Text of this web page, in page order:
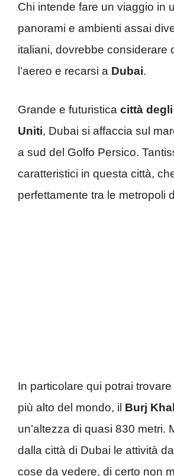
Chi intende fare un viaggio in
panorami e ambienti assai
italiani, dovrebbe considerare
l’aereo e recarsi a Dubai.
Grande e futuristica città
Uniti, Dubai si affaccia sul
a sud del Golfo Persico.
caratteristici in questa città,
perfettamente tra le metropoli
In particolare qui potrai
più alto del mondo, il Burj
un’altezza di quasi 830 metri.
dalla città di Dubai le attività
cose da vedere, di certo non